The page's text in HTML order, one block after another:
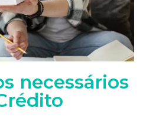
necessários